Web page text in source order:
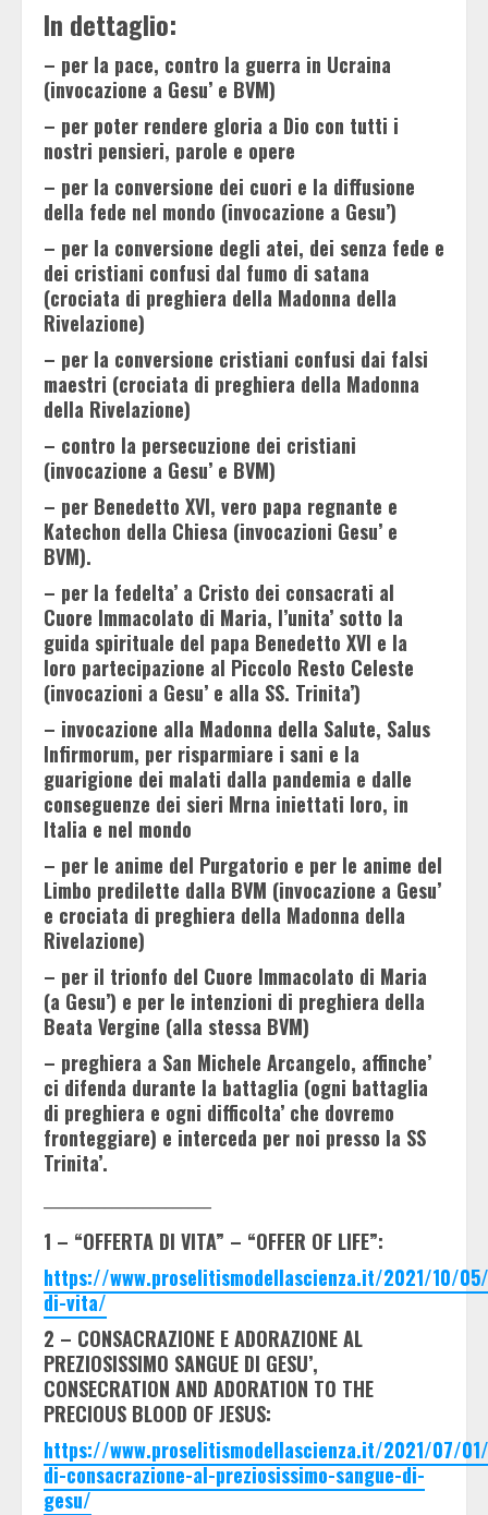
In dettaglio:
– per la pace, contro la guerra in Ucraina
(invocazione a Gesu’ e BVM)
– per poter rendere gloria a Dio con tutti i
nostri pensieri, parole e opere
– per la conversione dei cuori e la diffusione
della fede nel mondo (invocazione a Gesu’)
– per la conversione degli atei, dei senza fede e
dei cristiani confusi dal fumo di satana
(crociata di preghiera della Madonna della
Rivelazione)
– per la conversione cristiani confusi dai falsi
maestri (crociata di preghiera della Madonna
della Rivelazione)
– contro la persecuzione dei cristiani
(invocazione a Gesu’ e BVM)
– per Benedetto XVI, vero papa regnante e
Katechon della Chiesa (invocazioni Gesu’ e
BVM).
– per la fedelta’ a Cristo dei consacrati al
Cuore Immacolato di Maria, l’unita’ sotto la
guida spirituale del papa Benedetto XVI e la
loro partecipazione al Piccolo Resto Celeste
(invocazioni a Gesu’ e alla SS. Trinita’)
– invocazione alla Madonna della Salute, Salus
Infirmorum, per risparmiare i sani e la
guarigione dei malati dalla pandemia e dalle
conseguenze dei sieri Mrna iniettati loro, in
Italia e nel mondo
– per le anime del Purgatorio e per le anime del
Limbo predilette dalla BVM (invocazione a Gesu’
e crociata di preghiera della Madonna della
Rivelazione)
– per il trionfo del Cuore Immacolato di Maria
(a Gesu’) e per le intenzioni di preghiera della
Beata Vergine (alla stessa BVM)
– preghiera a San Michele Arcangelo, affinche’
ci difenda durante la battaglia (ogni battaglia
di preghiera e ogni difficolta’ che dovremo
fronteggiare) e interceda per noi presso la SS
Trinita’.
1 – “OFFERTA DI VITA” – “OFFER OF LIFE”:
https://www.proselitismodellascienza.it/2021/10/
di-vita/
2 – CONSACRAZIONE E ADORAZIONE AL
PREZIOSISSIMO SANGUE DI GESU’,
CONSECRATION AND ADORATION TO THE
PRECIOUS BLOOD OF JESUS:
https://www.proselitismodellascienza.it/2021/07/
di-consacrazione-al-preziosissimo-sangue-di-
gesu/